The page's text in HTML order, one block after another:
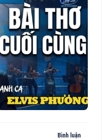
Bình luận